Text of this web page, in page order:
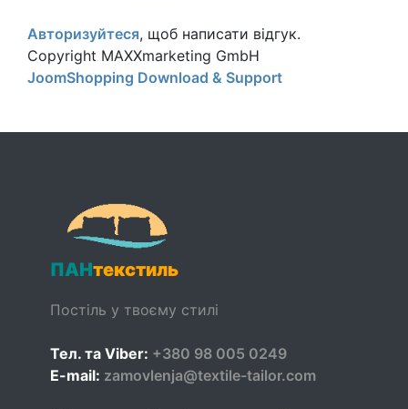
Авторизуйтеся, щоб написати відгук.
Copyright MAXXmarketing GmbH
JoomShopping Download & Support
ПАНтекстиль
Постіль у твоєму стилі
Тел. та Viber: +380 98 005 0249
E-mail: zamovlenja@textile-tailor.com